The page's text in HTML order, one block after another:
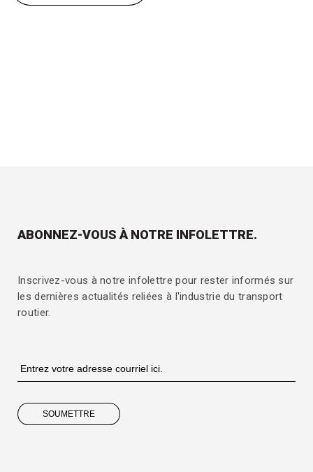
ABONNEZ-VOUS À NOTRE INFOLETTRE.
Inscrivez-vous à notre infolettre pour rester informés sur
les dernières actualités reliées à l'industrie du transport
routier.
SOUMETTRE